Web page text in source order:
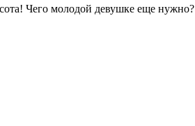
Чего молодой девушке еще нужно?